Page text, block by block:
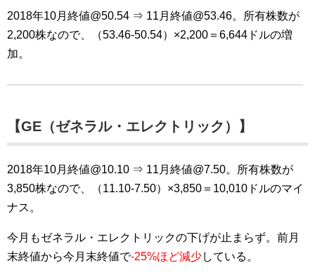
2018年10月終値@50.54 ⇒ 11月終値@53.46。所有株数が
2,200株なので、（53.46-50.54）×2,200＝6,644ドルの増
加。
【GE（ゼネラル・エレクトリック）】
2018年10月終値@10.10 ⇒ 11月終値@7.50。所有株数が
3,850株なので、（11.10-7.50）×3,850＝10,010ドルのマイ
ナス。
今月もゼネラル・エレクトリックの下げが止まらず。前月
末終値から今月末終値で-25%ほど減少している。